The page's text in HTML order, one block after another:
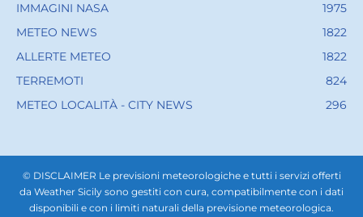
IMMAGINI NASA
1975
METEO NEWS
1822
ALLERTE METEO
1822
TERREMOTI
824
METEO LOCALITÀ - CITY NEWS
296
© DISCLAIMER Le previsioni meteorologiche e tutti i servizi offerti
da Weather Sicily sono gestiti con cura, compatibilmente con i dati
disponibili e con i limiti naturali della previsione meteorologica.